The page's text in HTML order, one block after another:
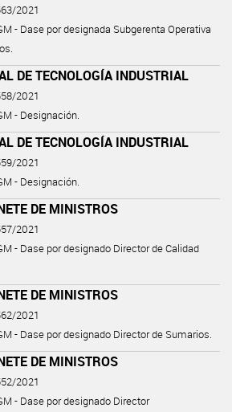
2021
- Dase por designada Subgerenta Operativa
DE TECNOLOGÍA INDUSTRIAL
2021
- Designación.
DE TECNOLOGÍA INDUSTRIAL
2021
- Designación.
DE MINISTROS
2021
- Dase por designado Director de Calidad
DE MINISTROS
2021
- Dase por designado Director de Sumarios.
DE MINISTROS
2021
- Dase por designado Director